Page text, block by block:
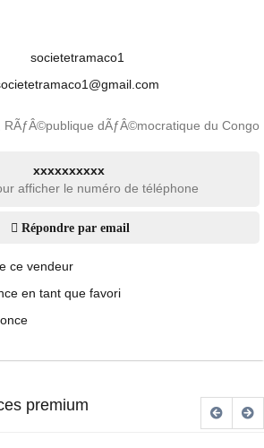
societetramaco1
dÃƒÂ©mocratique du Congo
xxxxxxxxxx
afficher le numéro de téléphone
Répondre par email
ce vendeur
en tant que favori
premium